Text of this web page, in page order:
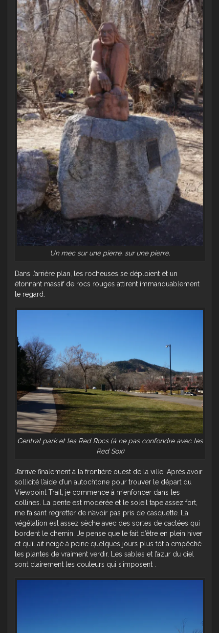
Un mec sur une pierre, sur une pierre.
Dans l’arrière plan, les rocheuses se déploient et un
étonnant massif de rocs rouges attirent immanquablement
le regard.
Central park et les Red Rocs (à ne pas confondre avec les
Red Sox)
J’arrive finalement à la frontière ouest de la ville. Après avoir
sollicité l’aide d’un autochtone pour trouver le départ du
Viewpoint Trail, je commence à m’enfoncer dans les
collines. La pente est modérée et le soleil tape assez fort,
me faisant regretter de n’avoir pas pris de casquette. La
végétation est assez sèche avec des sortes de cactées qui
bordent le chemin. Je pense que le fait d’être en plein hiver
et qu’il ait neigé à peine quelques jours plus tôt a empêché
les plantes de vraiment verdir. Les sables et l’azur du ciel
sont clairement les couleurs qui s’imposent .